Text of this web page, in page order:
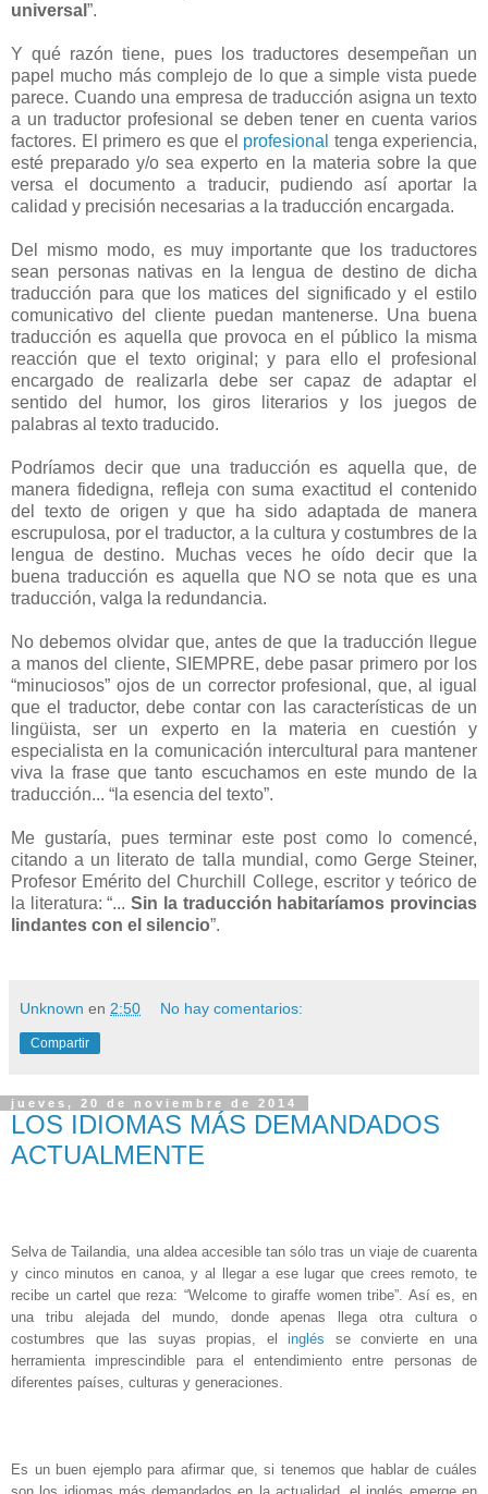
universal ”.
Y qué razón tiene, pues los traductores desempeñan un
papel mucho más complejo de lo que a simple vista puede
parece. Cuando una empresa de traducción asigna un texto
a un traductor profesional se deben tener en cuenta varios
factores. El primero es que el profesional tenga experiencia,
esté preparado y/o sea experto en la materia sobre la que
versa el documento a traducir, pudiendo así aportar la
calidad y precisión necesarias a la traducción encargada.
Del mismo modo, es muy importante que los traductores
sean personas nativas en la lengua de destino de dicha
traducción para que los matices del significado y el estilo
comunicativo del cliente puedan mantenerse. Una buena
traducción es aquella que provoca en el público la misma
reacción que el texto original; y para ello el profesional
encargado de realizarla debe ser capaz de adaptar el
sentido del humor, los giros literarios y los juegos de
palabras al texto traducido.
Podríamos decir que una traducción es aquella que, de
manera fidedigna, refleja con suma exactitud el contenido
del texto de origen y que ha sido adaptada de manera
escrupulosa, por el traductor, a la cultura y costumbres de la
lengua de destino. Muchas veces he oído decir que la
buena traducción es aquella que NO se nota que es una
traducción, valga la redundancia.
No debemos olvidar que, antes de que la traducción llegue
a manos del cliente, SIEMPRE, debe pasar primero por los
“minuciosos” ojos de un corrector profesional, que, al igual
que el traductor, debe contar con las características de un
lingüista, ser un experto en la materia en cuestión y
especialista en la comunicación intercultural para mantener
viva la frase que tanto escuchamos en este mundo de la
traducción... “la esencia del texto”.
Me gustaría, pues terminar este post como lo comencé,
citando a un literato de talla mundial, como Gerge Steiner,
Profesor Emérito del Churchill College, escritor y teórico de
la literatura: “...Sin la traducción habitaríamos provincias
lindantes con el silencio”.
Unknown en 2:50 No hay comentarios:
Compartir
jueves, 20 de noviembre de 2014
LOS IDIOMAS MÁS DEMANDADOS
ACTUALMENTE
Selva de Tailandia, una aldea accesible tan sólo tras un viaje de cuarenta
y cinco minutos en canoa, y al llegar a ese lugar que crees remoto, te
recibe un cartel que reza: “Welcome to giraffe women tribe”. Así es, en
una tribu alejada del mundo, donde apenas llega otra cultura o
costumbres que las suyas propias, el inglés se convierte en una
herramienta imprescindible para el entendimiento entre personas de
diferentes países, culturas y generaciones.
Es un buen ejemplo para afirmar que, si tenemos que hablar de cuáles